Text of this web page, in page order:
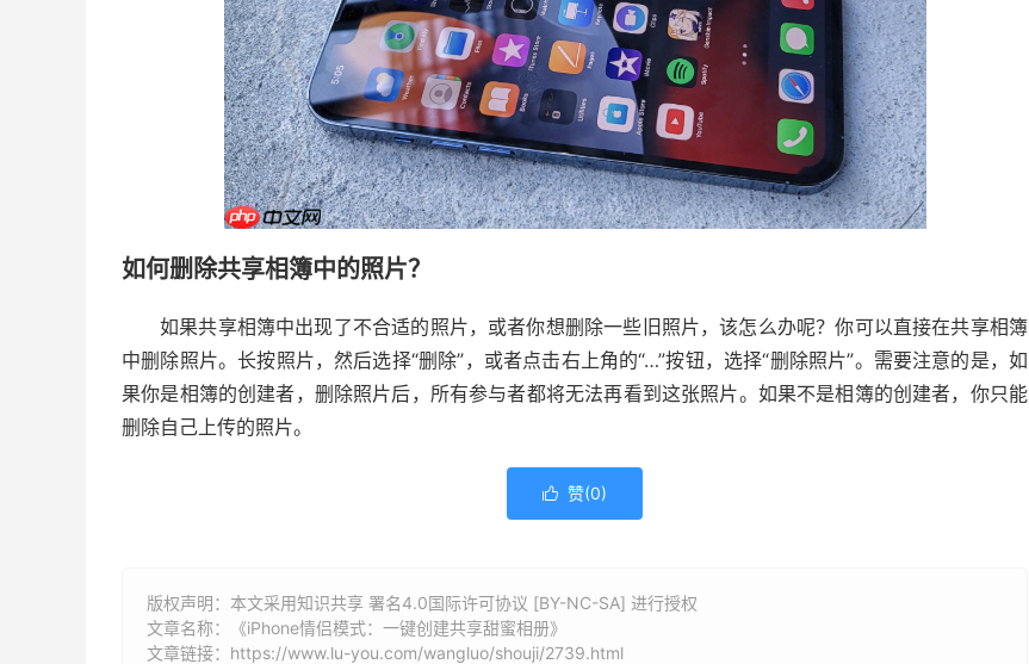
如何删除共享相簿中的照片？
如果共享相簿中出现了不合适的照片，或者你想删除一些旧照片，该怎么办呢？你可以直接在共享相簿
中删除照片。长按照片，然后选择“删除”，或者点击右上角的“…”按钮，选择“删除照片”。需要注意的是，如
果你是相簿的创建者，删除照片后，所有参与者都将无法再看到这张照片。如果不是相簿的创建者，你只能
删除自己上传的照片。
 赞(0)
版权声明：本文采用知识共享 署名4.0国际许可协议 [BY-NC-SA] 进行授权
文章名称：《iPhone情侣模式：一键创建共享甜蜜相册》
文章链接： https://www.lu-you.com/wangluo/shouji/2739.html